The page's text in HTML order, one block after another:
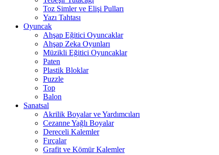
Toz Simler ve Elişi Pulları
Yazı Tahtası
Oyuncak
Ahşap Eğitici Oyuncaklar
Ahşap Zeka Oyunları
Müzikli Eğitici Oyuncaklar
Paten
Plastik Bloklar
Puzzle
Top
Balon
Sanatsal
Akrilik Boyalar ve Yardımcıları
Cezanne Yağlı Boyalar
Dereceli Kalemler
Fırçalar
Grafit ve Kömür Kalemler